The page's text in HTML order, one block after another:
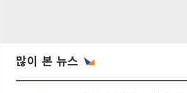
많이 본 뉴스